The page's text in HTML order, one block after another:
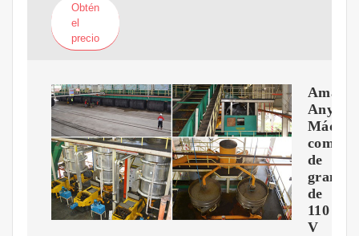
Obtén
el
precio
de
de
110
V